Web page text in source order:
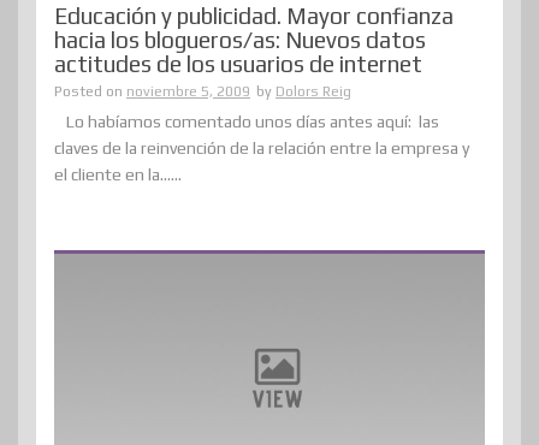
Educación y publicidad. Mayor confianza
hacia los blogueros/as: Nuevos datos
actitudes de los usuarios de internet
Posted on noviembre 5, 2009 by Dolors Reig
Lo habíamos comentado unos días antes aquí: las
claves de la reinvención de la relación entre la empresa y
el cliente en la......